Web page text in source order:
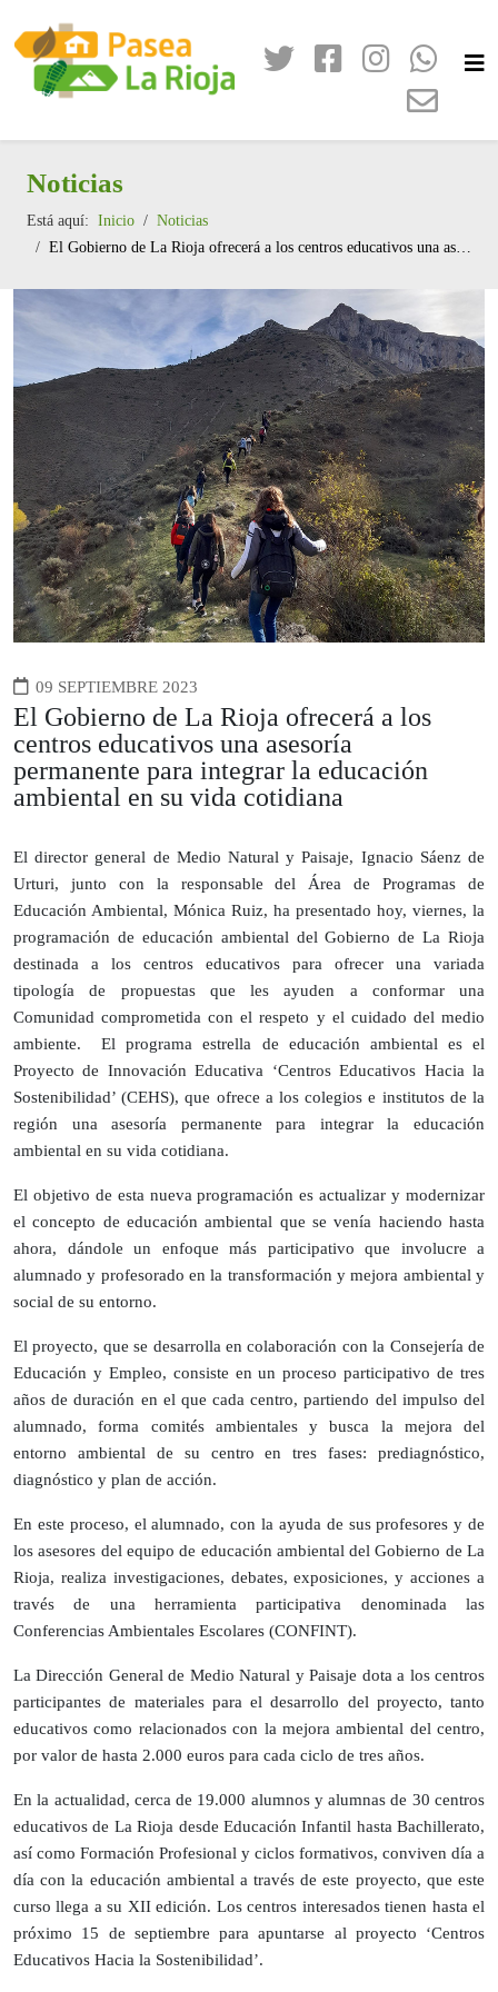
Noticias
Está aquí: Inicio
Noticias
El Gobierno de La Rioja ofrecerá a los centros educativos una asesoría permanente para integrar la educación ambiental en su vida cotidiana
09 SEPTIEMBRE 2023
El Gobierno de La Rioja ofrecerá a los
centros educativos una asesoría
permanente para integrar la educación
ambiental en su vida cotidiana
El director general de Medio Natural y Paisaje, Ignacio Sáenz de
Urturi, junto con la responsable del Área de Programas de
Educación Ambiental, Mónica Ruiz, ha presentado hoy, viernes, la
programación de educación ambiental del Gobierno de La Rioja
destinada a los centros educativos para ofrecer una variada
tipología de propuestas que les ayuden a conformar una
Comunidad comprometida con el respeto y el cuidado del medio
ambiente. El programa estrella de educación ambiental es el
Proyecto de Innovación Educativa ‘Centros Educativos Hacia la
Sostenibilidad’ (CEHS), que ofrece a los colegios e institutos de la
región una asesoría permanente para integrar la educación
ambiental en su vida cotidiana.
El objetivo de esta nueva programación es actualizar y modernizar
el concepto de educación ambiental que se venía haciendo hasta
ahora, dándole un enfoque más participativo que involucre a
alumnado y profesorado en la transformación y mejora ambiental y
social de su entorno.
El proyecto, que se desarrolla en colaboración con la Consejería de
Educación y Empleo, consiste en un proceso participativo de tres
años de duración en el que cada centro, partiendo del impulso del
alumnado, forma comités ambientales y busca la mejora del
entorno ambiental de su centro en tres fases: prediagnóstico,
diagnóstico y plan de acción.
En este proceso, el alumnado, con la ayuda de sus profesores y de
los asesores del equipo de educación ambiental del Gobierno de La
Rioja, realiza investigaciones, debates, exposiciones, y acciones a
través de una herramienta participativa denominada las
Conferencias Ambientales Escolares (CONFINT).
La Dirección General de Medio Natural y Paisaje dota a los centros
participantes de materiales para el desarrollo del proyecto, tanto
educativos como relacionados con la mejora ambiental del centro,
por valor de hasta 2.000 euros para cada ciclo de tres años.
En la actualidad, cerca de 19.000 alumnos y alumnas de 30 centros
educativos de La Rioja desde Educación Infantil hasta Bachillerato,
así como Formación Profesional y ciclos formativos, conviven día a
día con la educación ambiental a través de este proyecto, que este
curso llega a su XII edición. Los centros interesados tienen hasta el
próximo 15 de septiembre para apuntarse al proyecto ‘Centros
Educativos Hacia la Sostenibilidad’.